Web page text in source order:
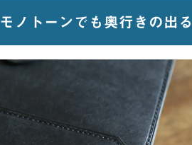
モノトーンでも奥行きの出